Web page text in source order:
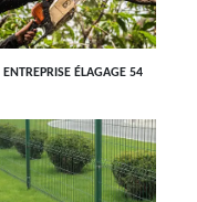
ENTREPRISE ÉLAGAGE 54